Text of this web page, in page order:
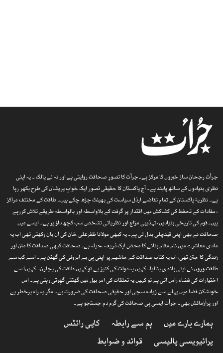
جرأت رجحان ساز خبروں کا مرکز ہے۔جرأت کا تصورِ صحافت روایتی ہے اور نہ لے پالک ۔ یہ اپنی
نظری بنیادوں کے ساتھ پابند ہے۔ آج پاکستان کا حقیقی تصور ایک خوابِ پریشاں کی طرح بکھر رہا
ہے۔ نظریۂ پاکستان کے تمام تقاضے ارذل سیاست کی بھینٹ چڑھ چکے ہیں۔ طاقت کے مختلف مراکز
، مفادات کے تحفظ کی کشاکش میں اقتدار پر گرفت کے بلاواسطہ اور بالواسطہ طریقے تلاش کررہے
ہیں۔قوم کی تاریخی بنیادیں، تہذیبی مزاج اور نظریاتی تشخص سب کچھ داؤ پر ہے۔ ایسے میں
صحافت نے بھی اپنی قینچلی بدل لی ہے۔ یہ کبھی مولانا ظفرعلی خان کی آن بان رکھتی تھی اب یہ
مادی معاشرے میں نام مقام بنانے کا محض ایک ذریعہ ،حیلہ ہے۔صحافت کبھی صداقت کا متن اور
زندگی کا جتن تھی، اب یہ کتاب صداقت کے حاشیے پر اپنی ہی بے آبروئی کی گھٹن ہے۔ اسے کب سے
طاقت وروں نے اپنی باندی بنالیا۔ کہیں یہ دولت کی کنیز ہے تو کہیں طاقت کی پچارن۔ کہیںا سے
اختیارات کی فضاء راس آتی ہے تو کہیں یہ تعلقات کی امر بیل میں گھٹتی گھِرتی رہتی ہے۔ اس
خودشکن فضا میں پہلے سے زیادہ سچی اور حقیقی صحافت کی ضرورت ہے۔ مگر یہ راہ پرخطر ہے
اور پرآزمائش بھی۔ جرأت ایسی ہی صحافت کی گرم دم جستجو ہے۔
ہمارے بارے میں ہم سے رابطہ
کاپی رائٹس
پرائیویسی پالیسی
قوائد و ضوابط